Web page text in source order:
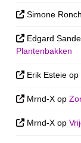
Simone
Edgard
Plantenbakken
Erik Esteie op
Mrnd-X op
Mrnd-X op